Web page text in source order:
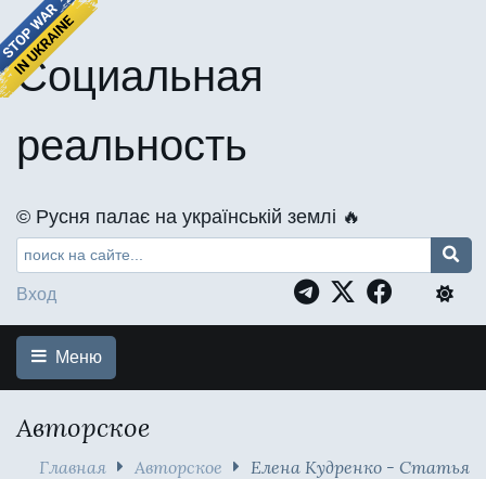
Социальная
реальность
©️ Русня палає на українській землі 🔥
Вход
Меню
Авторское
Главная Авторское
Елена Кудренко - Статья